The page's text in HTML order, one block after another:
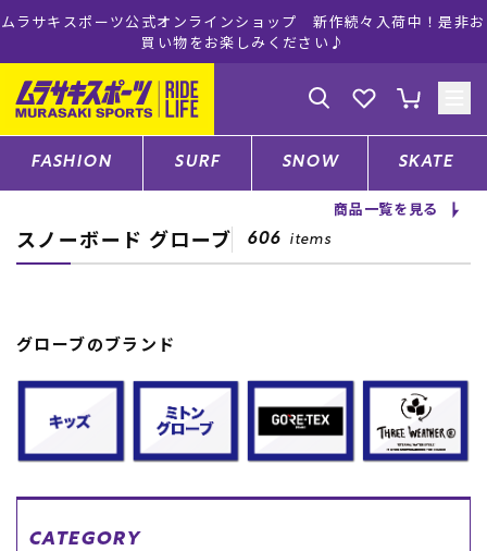
ムラサキスポーツ公式オンラインショップ 新作続々入荷中！是非お
買い物をお楽しみください♪
ゲスト様
ログイン 会員登録
店舗一覧
CATEGORY
サーフTOP
FASHION SURF SNOW SKATE
商品一覧を見る
スノーボード グローブ 606 items
グローブのブランド
CATEGORY